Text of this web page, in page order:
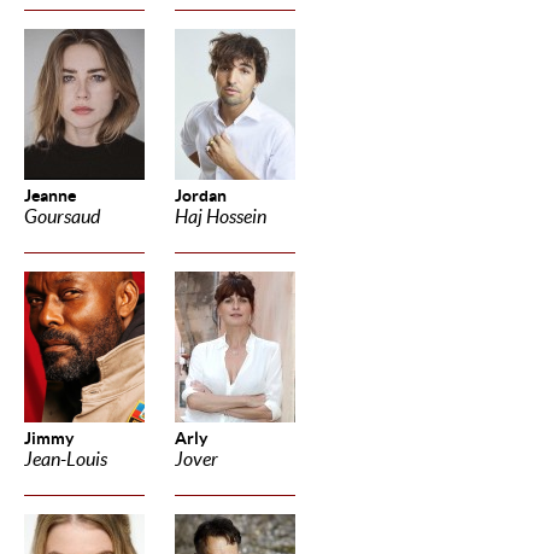
Jeanne
Goursaud
Jordan
Haj Hossein
Jimmy
Jean-Louis
Arly
Jover